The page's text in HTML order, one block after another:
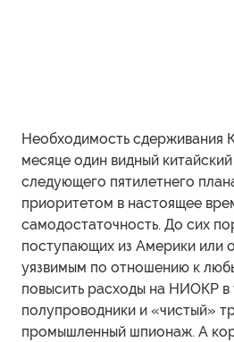
Необходимость сдерживания
месяце один видный
следующего пятилетнего
приоритетом в настоящее
самодостаточность. До сих
поступающих из Америки или
уязвимым по отношению к
повысить расходы на НИОКР в
полупроводники и «чистый»
промышленный шпионаж. А